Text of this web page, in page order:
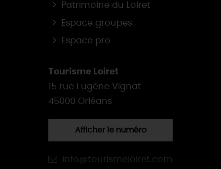
Patrimoine du Loiret
Espace groupes
Espace pro
Tourisme Loiret
15 rue Eugène Vignat
45000 Orléans
Afficher le numéro
info@tourismeloiret.com